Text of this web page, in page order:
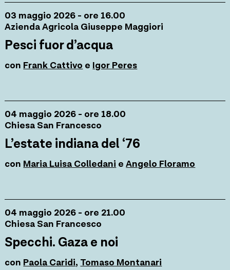
03 maggio 2026 - ore 16.00
Azienda Agricola Giuseppe Maggiori
Pesci fuor d’acqua
con Frank Cattivo e Igor Peres
04 maggio 2026 - ore 18.00
Chiesa San Francesco
L’estate indiana del ‘76
con Maria Luisa Colledani eAngelo Floramo
04 maggio 2026 - ore 21.00
Chiesa San Francesco
Specchi. Gaza e noi
con Paola Caridi, Tomaso Montanari